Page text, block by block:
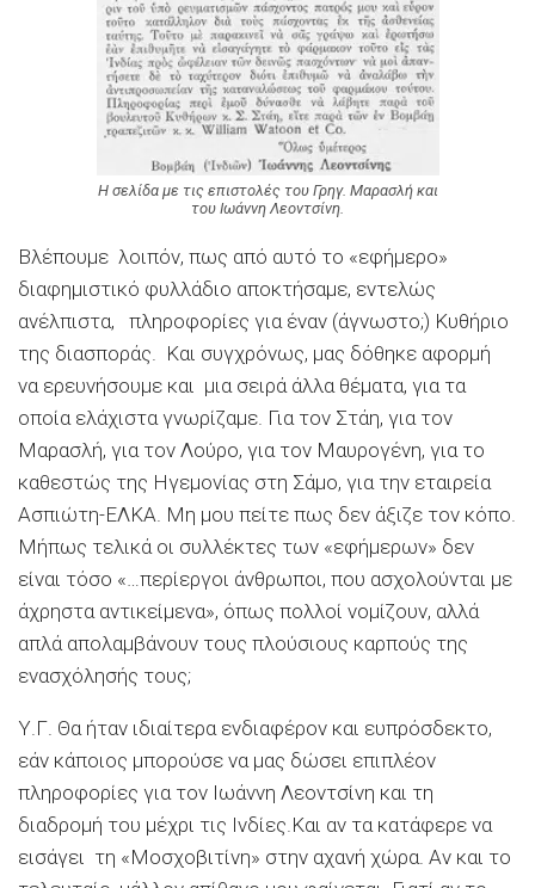
Η σελίδα με τις επιστολές του Γρηγ. Μαρασλή και
του Ιωάννη Λεοντσίνη.
Βλέπουμε λοιπόν, πως από αυτό το «εφήμερο»
διαφημιστικό φυλλάδιο αποκτήσαμε, εντελώς
ανέλπιστα, πληροφορίες για έναν (άγνωστο;) Κυθήριο
της διασποράς. Και συγχρόνως, μας δόθηκε αφορμή
να ερευνήσουμε και μια σειρά άλλα θέματα, για τα
οποία ελάχιστα γνωρίζαμε. Για τον Στάη, για τον
Μαρασλή, για τον Λούρο, για τον Μαυρογένη, για το
καθεστώς της Ηγεμονίας στη Σάμο, για την εταιρεία
Ασπιώτη-ΕΛΚΑ. Μη μου πείτε πως δεν άξιζε τον κόπο.
Μήπως τελικά οι συλλέκτες των «εφήμερων» δεν
είναι τόσο «…περίεργοι άνθρωποι, που ασχολούνται με
άχρηστα αντικείμενα», όπως πολλοί νομίζουν, αλλά
απλά απολαμβάνουν τους πλούσιους καρπούς της
ενασχόλησής τους;
Υ.Γ. Θα ήταν ιδιαίτερα ενδιαφέρον και ευπρόσδεκτο,
εάν κάποιος μπορούσε να μας δώσει επιπλέον
πληροφορίες για τον Ιωάννη Λεοντσίνη και τη
διαδρομή του μέχρι τις Ινδίες.Και αν τα κατάφερε να
εισάγει τη «Μοσχοβιτίνη» στην αχανή χώρα. Αν και το